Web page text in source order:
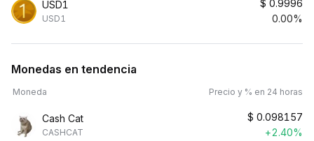
USD1
USD1
$ 0.9996
0.00%
Monedas en tendencia
Moneda Precio y % en 24 horas
Cash Cat
CASHCAT
$ 0.098157
+2.40%